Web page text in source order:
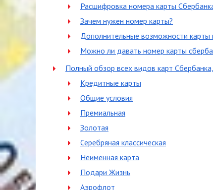
Расшифровка номера карты
Зачем нужен номер карты?
Дополнительные возможности карты
Можно ли давать номер карты
Полный обзор всех видов карт
Кредитные карты
Общие условия
Премиальная
Золотая
Серебряная классическая
Неименная карта
Подари Жизнь
Аэрофлот